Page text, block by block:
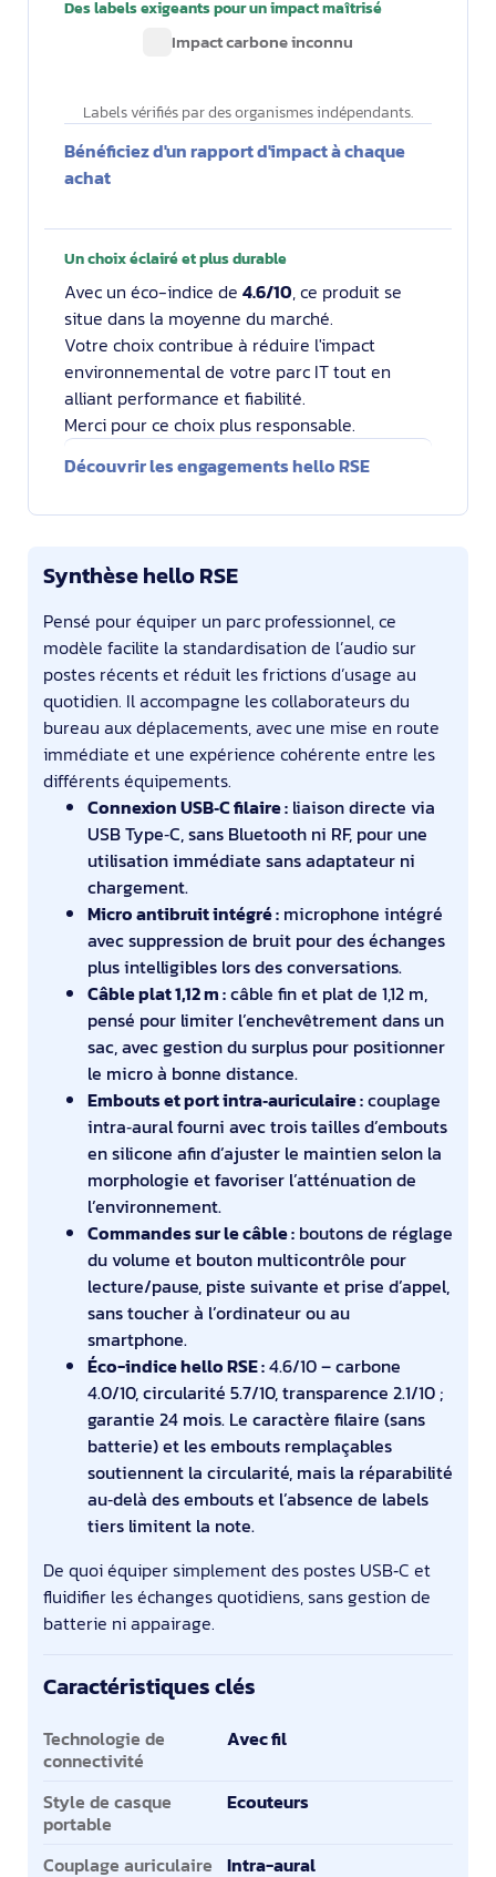
Des labels exigeants pour un impact maîtrisé
Impact carbone inconnu
Labels vérifiés par des organismes indépendants.
Bénéficiez d'un rapport d'impact à chaque
achat
Un choix éclairé et plus durable
Avec un éco-indice de 4.6/10, ce produit se
situe dans la moyenne du marché.
Votre choix contribue à réduire l'impact
environnemental de votre parc IT tout en
alliant performance et fiabilité.
Merci pour ce choix plus responsable.
Découvrir les engagements hello RSE
Synthèse hello RSE
Pensé pour équiper un parc professionnel, ce
modèle facilite la standardisation de l’audio sur
postes récents et réduit les frictions d’usage au
quotidien. Il accompagne les collaborateurs du
bureau aux déplacements, avec une mise en route
immédiate et une expérience cohérente entre les
différents équipements.
Connexion USB‑C filaire : liaison directe via
USB Type‑C, sans Bluetooth ni RF, pour une
utilisation immédiate sans adaptateur ni
chargement.
Micro antibruit intégré : microphone intégré
avec suppression de bruit pour des échanges
plus intelligibles lors des conversations.
Câble plat 1,12 m :câble fin et plat de 1,12 m,
pensé pour limiter l’enchevêtrement dans un
sac, avec gestion du surplus pour positionner
le micro à bonne distance.
Embouts et port intra‑auriculaire :couplage
intra‑aural fourni avec trois tailles d’embouts
en silicone afin d’ajuster le maintien selon la
morphologie et favoriser l’atténuation de
l’environnement.
Commandes sur le câble : boutons de réglage
du volume et bouton multicontrôle pour
lecture/pause, piste suivante et prise d’appel,
sans toucher à l’ordinateur ou au
smartphone.
Éco-indice hello RSE :4.6/10 – carbone
4.0/10, circularité 5.7/10, transparence 2.1/10 ;
garantie 24 mois. Le caractère filaire (sans
batterie) et les embouts remplaçables
soutiennent la circularité, mais la réparabilité
au‑delà des embouts et l’absence de labels
tiers limitent la note.
De quoi équiper simplement des postes USB‑C et
fluidifier les échanges quotidiens, sans gestion de
batterie ni appairage.
Caractéristiques clés
Caractéristiques clés
Technologie de
connectivité
Avec fil
Style de casque
portable
Ecouteurs
Couplage auriculaire Intra-aural